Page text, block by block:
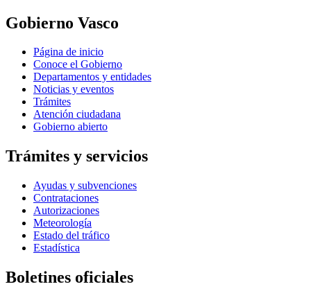
Gobierno Vasco
Página de inicio
Conoce el Gobierno
Departamentos y entidades
Noticias y eventos
Trámites
Atención ciudadana
Gobierno abierto
Trámites y servicios
Ayudas y subvenciones
Contrataciones
Autorizaciones
Meteorología
Estado del tráfico
Estadística
Boletines oficiales